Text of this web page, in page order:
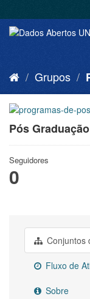
Grupos
Pós Graduação
Seguidores
0
Conjuntos
Fluxo de
Sobre